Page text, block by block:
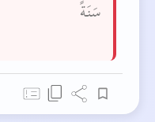
سَنَةً‏‏